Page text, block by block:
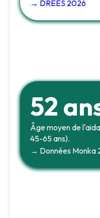
→ DREES 2026
52
Âge moyen de
45-65 ans).
→ Données Monka